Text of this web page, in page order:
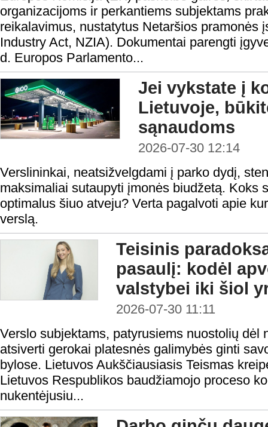
organizacijoms ir perkantiems subjektams
reikalavimus, nustatytus Netaršios pramonės
Industry Act, NZIA). Dokumentai parengti
d. Europos Parlamento...
Jei vykstate į
Lietuvoje,
sąnaudoms
2026-07-30 12:14
Verslininkai, neatsižvelgdami į parko dydį,
maksimaliai sutaupyti įmonės biudžetą. Koks
optimalus šiuo atveju? Verta pagalvoti apie
verslą.
Teisinis
pasaulį: kodėl
valstybei iki šiol
2026-07-30 11:11
Verslo subjektams, patyrusiems nuostolių dėl
atsiverti gerokai platesnės galimybės ginti
bylose. Lietuvos Aukščiausiasis Teismas
Lietuvos Respublikos baudžiamojo proceso
nukentėjusiu...